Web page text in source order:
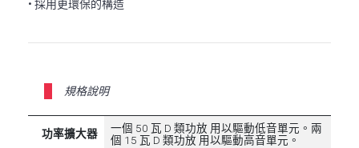
• 採用更環保的構造
規格說明
功率擴大器
一個 50 瓦 D 類功放 用以驅動低音單元。兩
個 15 瓦 D 類功放 用以驅動高音單元。